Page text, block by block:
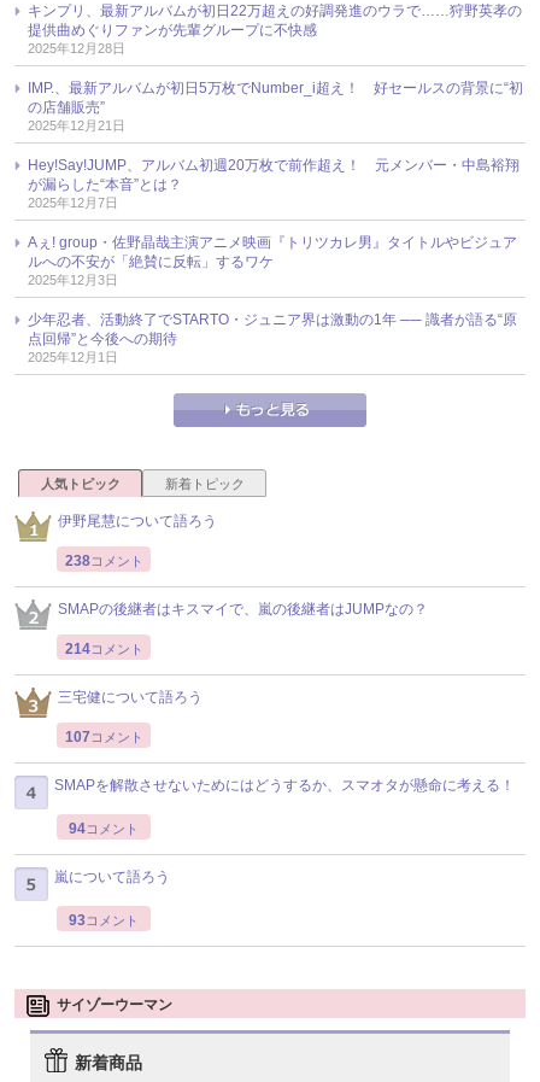
キンプリ、最新アルバムが初日22万超えの好調発進のウラで……狩野英孝の
提供曲めぐりファンが先輩グループに不快感
2025年12月28日
IMP.、最新アルバムが初日5万枚でNumber_i超え！ 好セールスの背景に“初
の店舗販売”
2025年12月21日
Hey!Say!JUMP、アルバム初週20万枚で前作超え！ 元メンバー・中島裕翔
が漏らした“本音”とは？
2025年12月7日
Aぇ! group・佐野晶哉主演アニメ映画『トリツカレ男』タイトルやビジュア
ルへの不安が「絶賛に反転」するワケ
2025年12月3日
少年忍者、活動終了でSTARTO・ジュニア界は激動の1年 ── 識者が語る“原
点回帰”と今後への期待
2025年12月1日
人気トピック 新着トピック
伊野尾慧について語ろう
238コメント
SMAPの後継者はキスマイで、嵐の後継者はJUMPなの？
214コメント
三宅健について語ろう
107 コメント
SMAPを解散させないためにはどうするか、スマオタが懸命に考える！
94コメント
嵐について語ろう
93コメント
サイゾーウーマン
新着商品